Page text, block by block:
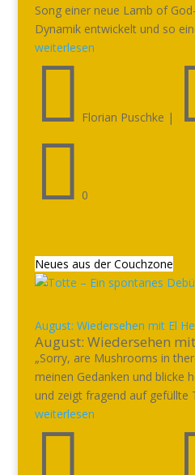
Song einer neue Lamb of
Dynamik entwickelt und so
weiterlesen
 Florian Puschke |
 0
Neues aus der Couchzone
August: Wiedersehen mit El
August: Wiedersehen
„Sorry, are Mushrooms in
meinen Gedanken und blicke
und zeigt fragend auf gefüllte
weiterlesen